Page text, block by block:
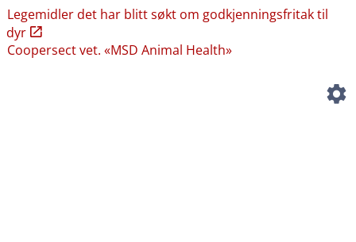
Legemidler det har blitt søkt om godkjenningsfritak til
dyr
Coopersect vet. «MSD Animal Health»